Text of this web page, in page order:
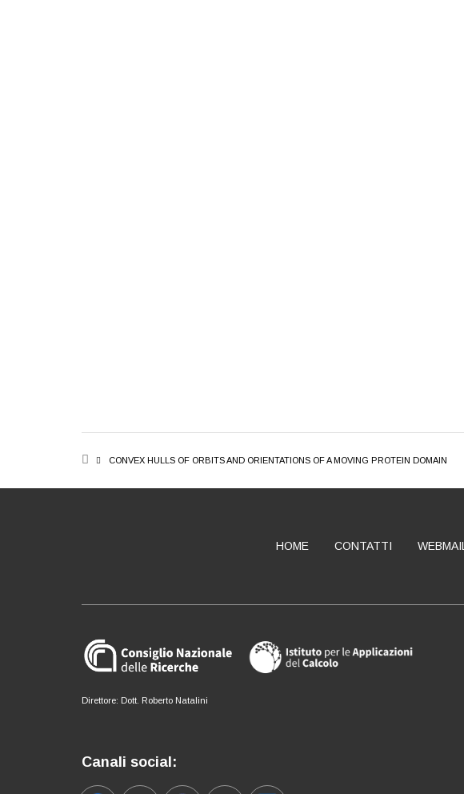
BREADCRUMB
CONVEX HULLS OF ORBITS AND ORIENTATIONS OF A MOVING PROTEIN DOMAIN
HOME CONTATTI WEBMAIL
Direttore: Dott. Roberto Natalini
Canali social: